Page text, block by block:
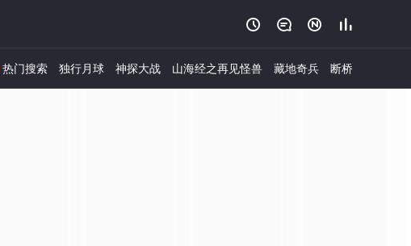
   
热门搜索 独行月球 神探大战 山海经之再见怪兽 藏地奇兵 断桥